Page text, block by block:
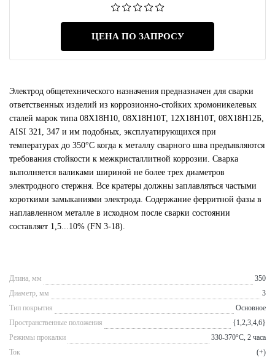
ЦЕНА ПО ЗАПРОСУ
Электрод общетехнического назначения предназначен для сварки
ответственных изделий из коррозионно-стойких хромоникелевых
сталей марок типа 08Х18Н10, 08Х18Н10Т, 12Х18Н10Т, 08Х18Н12Б,
AISI 321, 347 и им подобных, эксплуатирующихся при
температурах до 350°C когда к металлу сварного шва предъявляются
требования стойкости к межкристаллитной коррозии. Сварка
выполняется валиками шириной не более трех диаметров
электродного стержня. Все кратеры должны заплавляться частыми
короткими замыканиями электрода. Содержание ферритной фазы в
наплавленном металле в исходном после сварки состоянии
составляет 1,5...10% (FN 3-18).
Длина, мм
350
Диаметр, мм
3
Тип покрытия
Основное
Пространственные положения
{1,2,3,4,6}
Режимы прокалки
330-370°С, 2 часа
Ток
(+)